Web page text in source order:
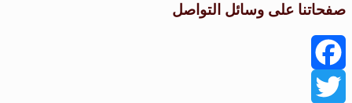
صفحاتنا على وسائل التواصل
Facebook